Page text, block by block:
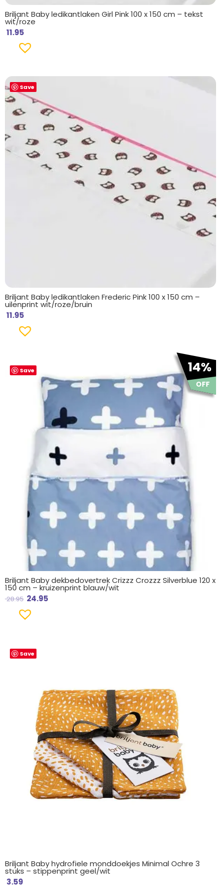
Briljant Baby ledikantlaken Girl Pink 100 x 150 cm – tekst
wit/roze
11.95
Save
Briljant Baby ledikantlaken Frederic Pink 100 x 150 cm –
uilenprint wit/roze/bruin
11.95
Save 14%
OFF
Briljant Baby dekbedovertrek Crizzz Crozzz Silverblue 120 x
150 cm – kruizenprint blauw/wit
28.95
Oorspronkelijke
prijs
was:
€ 28.95.
24.95
is:
€ 24.95.
Save
Briljant Baby hydrofiele monddoekjes Minimal Ochre 3
stuks – stippenprint geel/wit
3.59